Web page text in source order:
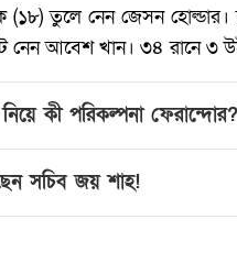
তুলে নেন জেসন হোল্ডার।
নেন আবেশ খান। ৩৪ রানে ৩
কী পরিকল্পনা ফেরান্দোর?‌
সচিব জয় শাহ!‌